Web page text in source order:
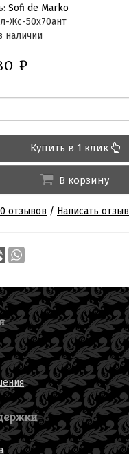
Sofi de Marko
Жс-50х70ант
наличии
₽
Купить в 1 клик
В корзину
0 отзывов / Написать отзыв